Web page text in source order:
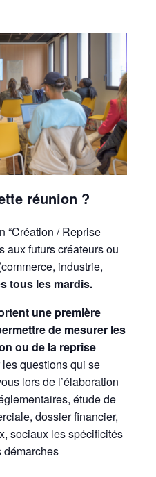
réunion ?
“Création / Reprise
aux futurs créateurs ou
industrie,
tous les mardis.
une première
de mesurer les
ou de la reprise
les questions qui se
lors de l’élaboration
étude de
dossier financier,
sociaux les spécificités
démarches